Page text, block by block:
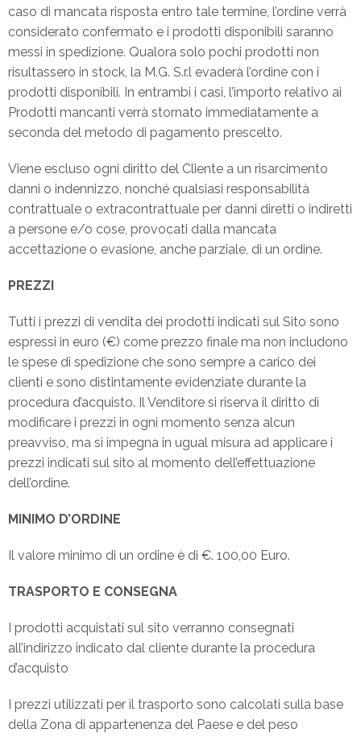
caso di mancata risposta entro tale termine, l’ordine verrà
considerato confermato e i prodotti disponibili saranno
messi in spedizione. Qualora solo pochi prodotti non
risultassero in stock, la M.G. S.r.l evaderà l’ordine con i
prodotti disponibili. In entrambi i casi, l’importo relativo ai
Prodotti mancanti verrà stornato immediatamente a
seconda del metodo di pagamento prescelto.
Viene escluso ogni diritto del Cliente a un risarcimento
danni o indennizzo, nonché qualsiasi responsabilità
contrattuale o extracontrattuale per danni diretti o indiretti
a persone e/o cose, provocati dalla mancata
accettazione o evasione, anche parziale, di un ordine.
PREZZI
Tutti i prezzi di vendita dei prodotti indicati sul Sito sono
espressi in euro (€) come prezzo finale ma non includono
le spese di spedizione che sono sempre a carico dei
clienti e sono distintamente evidenziate durante la
procedura d’acquisto. Il Venditore si riserva il diritto di
modificare i prezzi in ogni momento senza alcun
preavviso, ma si impegna in ugual misura ad applicare i
prezzi indicati sul sito al momento dell’effettuazione
dell’ordine.
MINIMO D’ORDINE
Il valore minimo di un ordine è di €. 100,00 Euro.
TRASPORTO E CONSEGNA
I prodotti acquistati sul sito verranno consegnati
all’indirizzo indicato dal cliente durante la procedura
d’acquisto
I prezzi utilizzati per il trasporto sono calcolati sulla base
della Zona di appartenenza del Paese e del peso